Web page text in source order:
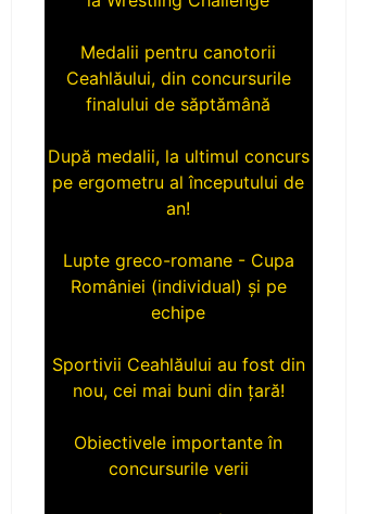
Ceahlăului, din concursurile
finalului de săptămână
pe ergometru al începutului de
an!
României (individual) și pe
echipe
nou, cei mai buni din țară!
concursurile verii